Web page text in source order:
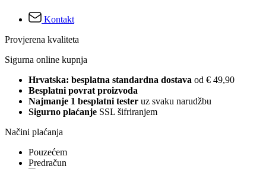
Kontakt
Provjerena kvaliteta
Sigurna online kupnja
Hrvatska: besplatna standardna dostava od € 49,90
Besplatni povrat proizvoda
Najmanje 1 besplatni tester uz svaku narudžbu
Sigurno plaćanje SSL šifriranjem
Načini plaćanja
Pouzećem
Predračun